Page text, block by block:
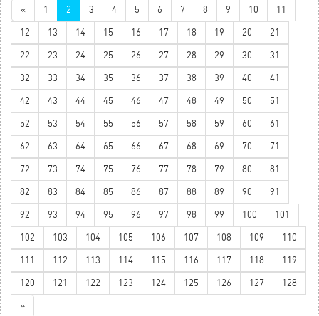
« 1 2 3 4 5 6 7 8 9 10 11
12 13 14 15 16 17 18 19 20 21
22 23 24 25 26 27 28 29 30 31
32 33 34 35 36 37 38 39 40 41
42 43 44 45 46 47 48 49 50 51
52 53 54 55 56 57 58 59 60 61
62 63 64 65 66 67 68 69 70 71
72 73 74 75 76 77 78 79 80 81
82 83 84 85 86 87 88 89 90 91
92 93 94 95 96 97 98 99 100 101
102 103 104 105 106 107 108 109 110
111 112 113 114 115 116 117 118 119
120 121 122 123 124 125 126 127 128
»